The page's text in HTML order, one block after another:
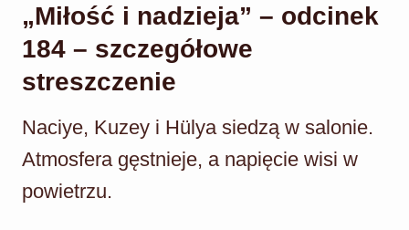
„Miłość i nadzieja” – odcinek
184 – szczegółowe
streszczenie
Naciye, Kuzey i Hülya siedzą w salonie.
Atmosfera gęstnieje, a napięcie wisi w
powietrzu.